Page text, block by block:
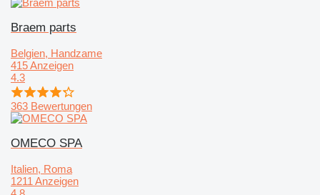
Braem parts
Belgien, Handzame
415 Anzeigen
4.3
363 Bewertungen
OMECO SPA
Italien, Roma
1211 Anzeigen